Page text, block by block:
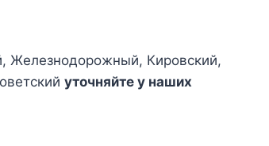
Железнодорожный, Кировский,
уточняйте у наших